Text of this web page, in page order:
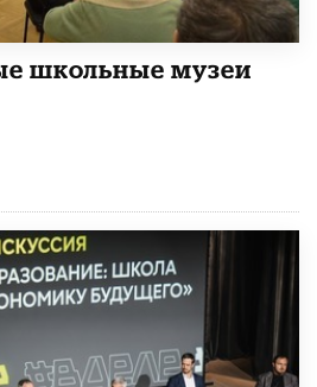
школьные музеи